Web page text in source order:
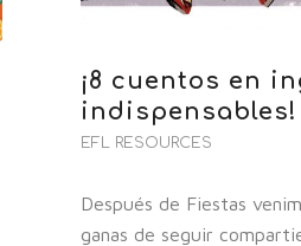
¡8 cuentos en
indispensables!
EFL RESOURCES
Después de Fiestas
ganas de seguir